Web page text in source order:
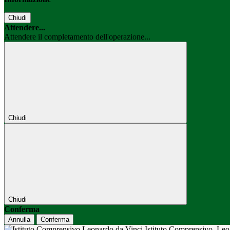
Chiudi
Attendere...
Attendere il completamento dell'operazione...
Chiudi
Chiudi
Conferma
Annulla Conferma